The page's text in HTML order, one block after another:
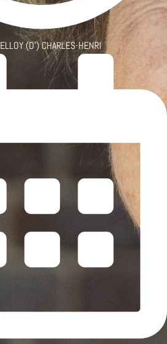
ELLOY (D') CHARLES-HENRI